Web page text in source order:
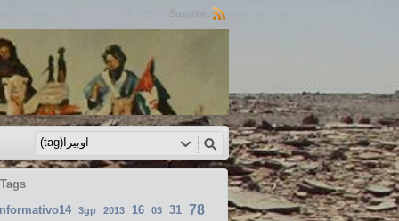
Suscribir:
3gp 2013 16 03 31 78